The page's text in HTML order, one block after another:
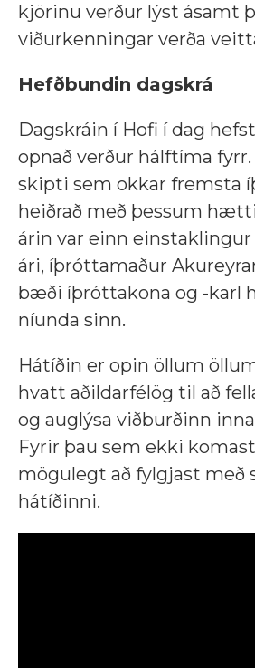
kjörinu verður lýst ásamt
viðurkenningar verða
Hefðbundin dagskrá
Dagskráin í Hofi í dag hefst
opnað verður hálftíma
skipti sem okkar fremsta
heiðrað með þessum
árin var einn
ári, íþróttamaður
bæði íþróttakona og -karl
níunda sinn.
Hátíðin er opin öllum
hvatt aðildarfélög til að
og auglýsa viðburðinn
Fyrir þau sem ekki
mögulegt að fylgjast með
hátíðinni.